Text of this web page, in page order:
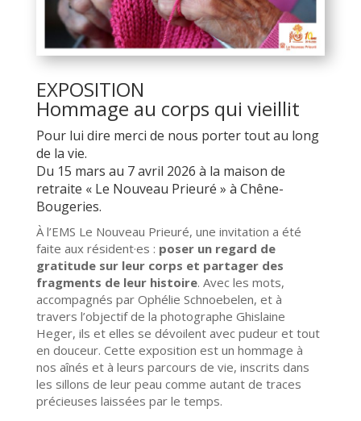
EXPOSITION
Hommage au corps qui vieillit
Pour lui dire merci de nous porter tout au long
de la vie.
Du 15 mars au 7 avril 2026 à la maison de
retraite « Le Nouveau Prieuré » à Chêne-
Bougeries.
À l’EMS Le Nouveau Prieuré, une invitation a été
faite aux résident·es : poser un regard de
gratitude sur leur corps et partager des
fragments de leur histoire. Avec les mots,
accompagnés par Ophélie Schnoebelen, et à
travers l’objectif de la photographe Ghislaine
Heger, ils et elles se dévoilent avec pudeur et tout
en douceur. Cette exposition est un hommage à
nos aînés et à leurs parcours de vie, inscrits dans
les sillons de leur peau comme autant de traces
précieuses laissées par le temps.